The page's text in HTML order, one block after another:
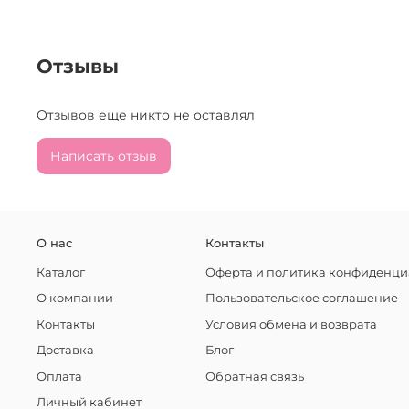
Отзывы
Отзывов еще никто не оставлял
Написать отзыв
О нас
Каталог
О компании
Контакты
Доставка
Оплата
Личный кабинет
Контакты
Оферта и политика
Пользовательское соглашение
Условия обмена и возврата
Блог
Обратная связь